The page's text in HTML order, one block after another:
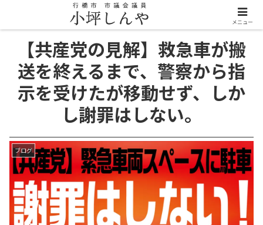
【共産党の見解】救急車が搬
送を終えるまで、警察から指
示を受けたが移動せず、しか
し謝罪はしない。
ブログ
メニュー